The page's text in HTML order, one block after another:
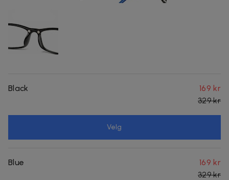
Black
169 kr
329 kr
Velg
Blue
169 kr
329 kr